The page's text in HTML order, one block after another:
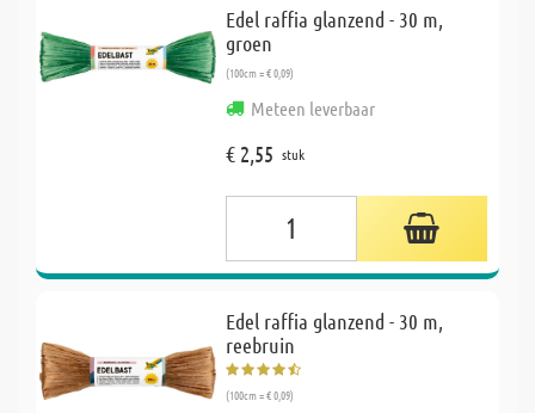
Edel raffia glanzend - 30 m,
groen
(100cm = € 0,09)
Meteen leverbaar
€ 2,55 stuk
Edel raffia glanzend - 30 m,
reebruin
(100cm = € 0,09)